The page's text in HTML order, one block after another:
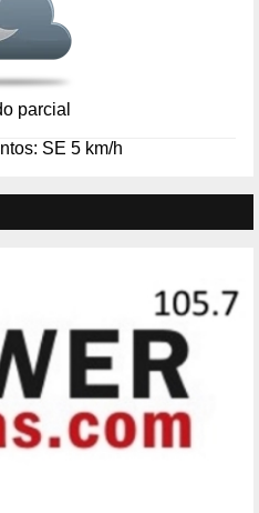
parcial
SE 5 km/h